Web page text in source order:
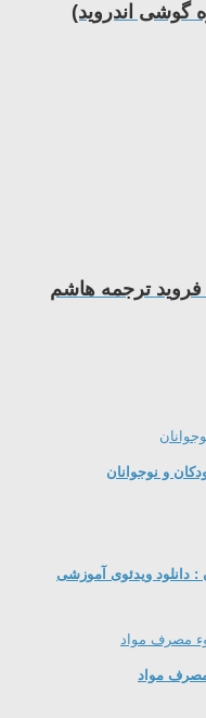
گوشی اندروید)
فروید ترجمه هاشم
و نوجوانان
: دانلود ویدئوی آموزشی
مصرف مواد